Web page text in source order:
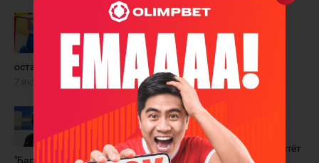
Степаненко не
перешёл в
"Барыс" и
остаётся в "Бейбарысе"
7 июля 2021 года
Степаненко:
"Сыграть на
чемпионате
мира - это праздник для
любого хоккеиста"
25 мая 2021 года
Степаненко:
Засиделся в
системе
"Молодежь
быстрее растёт